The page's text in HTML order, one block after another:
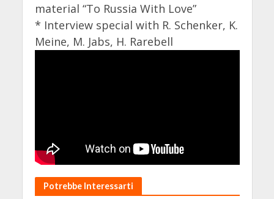
material “To Russia With Love”
* Interview special with R. Schenker, K.
Meine, M. Jabs, H. Rarebell
Potrebbe Interessarti